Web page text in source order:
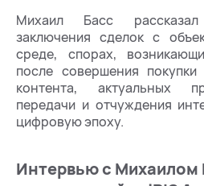
Михаил Басс
заключения сделок с
среде, спорах,
после совершения
контента, актуальных
передачи и отчуждения
цифровую эпоху.
Интервью с Михаилом